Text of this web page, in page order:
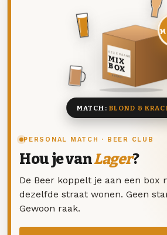
PERSONAL MATCH · BEER CLUB
Hou je vanLager?
De Beer koppelt je aan een box
dezelfde straat wonen. Geen
Gewoon raak.
DEZE MAAND
MIX
BOX
8 BIEREN
MATCH: BLOND &